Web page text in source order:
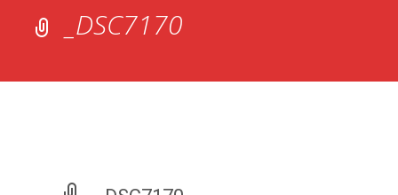
_DSC7170